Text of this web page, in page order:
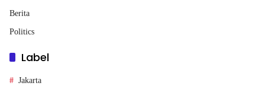
Berita
Politics
Label
Jakarta